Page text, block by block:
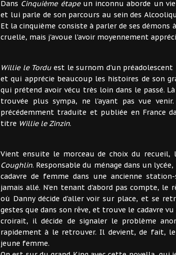
Dans Cinquième étapeun inconnu aborde un
et lui parle de son parcours au sein des
Et la cinquième consiste à parler de ses
cruelle, mais j'avoue l'avoir moyennement
Willie le Tordu est le surnom d'un
et qui apprécie beaucoup les histoires de son
qui prétend avoir vécu très loin dans le passé.
trouvée plus sympa, ne l'ayant pas vue
précédemment traduite et publiée en France
titre Willie le Zinzin.
Vient ensuite le morceau de choix du recueil,
Coughlin. Responsable du ménage dans un
cadavre de femme dans une ancienne
jamais allé. N'en tenant d'abord pas compte, le
où Danny décide d'aller voir sur place, et se
gestes que dans son rêve, et trouve le cadavre
croirait, il décide de signaler le problème
rapidement à le retrouver. Il devient, de fait,
jeune femme.